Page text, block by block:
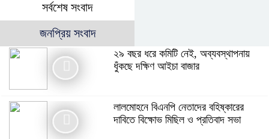
সর্বশেষ সংবাদ
জনপ্রিয় সংবাদ
২৯ বছর ধরে কমিটি নেই, অব্যবস্থাপনায়
ধুঁকছে দক্ষিণ আইচা বাজার
লালমোহনে বিএনপি নেতাদের বহিষ্কারের
দাবিতে বিক্ষোভ মিছিল ও প্রতিবাদ সভা